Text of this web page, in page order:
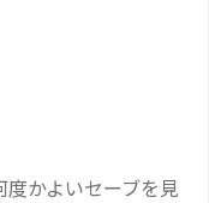
かよいセーブを見